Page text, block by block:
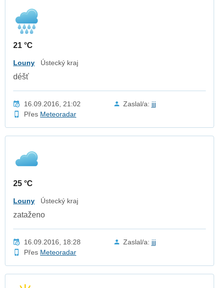
21 °C
Louny Ústecký kraj
déšť
16.09.2016, 21:02 Zaslal/a: jjj
Přes Meteoradar
25 °C
Louny Ústecký kraj
zataženo
16.09.2016, 18:28 Zaslal/a: jjj
Přes Meteoradar